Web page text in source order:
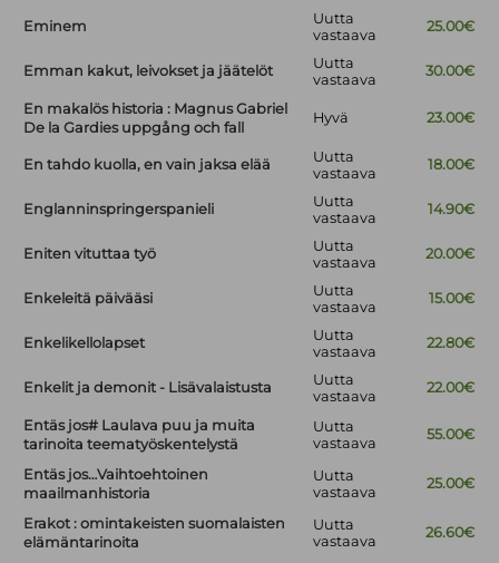
Eminem
Uutta
vastaava
25.00€
Emman kakut, leivokset ja jäätelöt
Uutta
vastaava
30.00€
En makalös historia : Magnus Gabriel
De la Gardies uppgång och fall
Hyvä 23.00€
En tahdo kuolla, en vain jaksa elää
Uutta
vastaava
18.00€
Englanninspringerspanieli
Uutta
vastaava
14.90€
Eniten vituttaa työ
Uutta
vastaava
20.00€
Enkeleitä päivääsi
Uutta
vastaava
15.00€
Enkelikellolapset
Uutta
vastaava
22.80€
Enkelit ja demonit - Lisävalaistusta
Uutta
vastaava
22.00€
Entäs jos# Laulava puu ja muita
tarinoita teematyöskentelystä
Uutta
vastaava
55.00€
Entäs jos…Vaihtoehtoinen
maailmanhistoria
Uutta
vastaava
25.00€
Erakot : omintakeisten suomalaisten
elämäntarinoita
Uutta
vastaava
26.60€